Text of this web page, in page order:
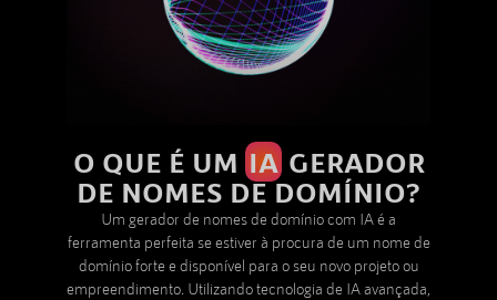
O QUE É UM IAGERADOR
DE NOMES DE DOMÍNIO?
Um gerador de nomes de domínio com IA é a
ferramenta perfeita se estiver à procura de um nome de
domínio forte e disponível para o seu novo projeto ou
empreendimento. Utilizando tecnologia de IA avançada,